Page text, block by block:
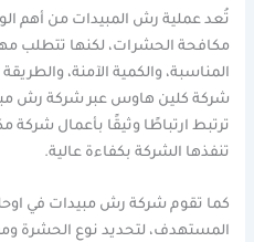
تُعد عملية رش المبيدات من أهم
مكافحة الحشرات، لكنها تتطلب
المناسبة، والكمية الآمنة،
شركة كلين هاوس عبر شركة رش
ترتبط ارتباطًا وثيقًا بأعمال شركة
تنفذها الشركة بكفاءة عالية.
كما تقوم شركة رش مبيدات في
المستهدف، لتحديد نوع الحشرة